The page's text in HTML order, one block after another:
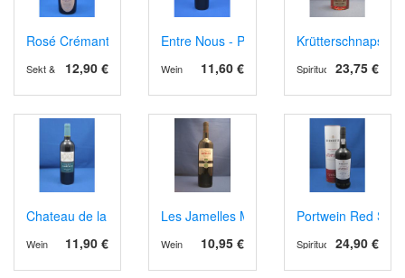
Rosé Crémant de Limoux Grande Cuvée
12,90 €
Sekt & Schaumwein
Entre Nous - Petit Verdot
11,60 €
Wein
Krütterschnaps
23,75 €
Spirituosen
Chateau de la Jaubertie AOP Bergerac rot, Barrique
11,90 €
Wein
Les Jamelles Merlot Organic
10,95 €
Wein
Portwein Red
24,90 €
Spirituosen